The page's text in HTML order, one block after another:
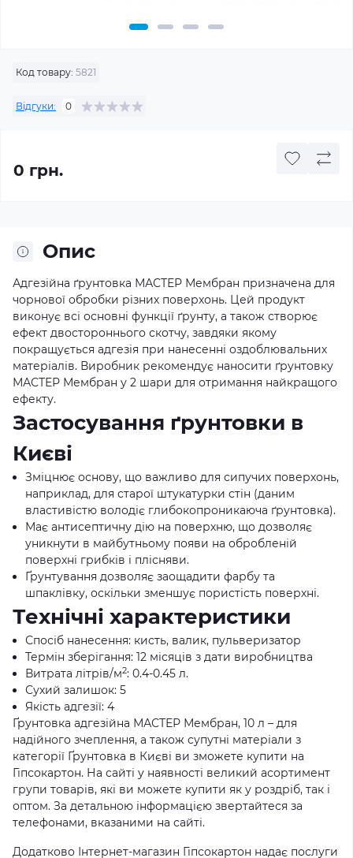
Код товару: 5821
Відгуки: 0
0 грн.
Опис
Адгезійна ґрунтовка МАСТЕР Мембран призначена для
чорнової обробки різних поверхонь. Цей продукт
виконує всі основні функції ґрунту, а також створює
ефект двостороннього скотчу, завдяки якому
покращується адгезія при нанесенні оздоблювальних
матеріалів. Виробник рекомендує наносити ґрунтовку
МАСТЕР Мембран у 2 шари для отримання найкращого
ефекту.
Застосування ґрунтовки в
Києві
Зміцнює основу, що важливо для сипучих поверхонь,
наприклад, для старої штукатурки стін (даним
властивістю володіє глибокопроникаюча ґрунтовка).
Має антисептичну дію на поверхню, що дозволяє
уникнути в майбутньому появи на обробленій
поверхні грибків і плісняви.
Ґрунтування дозволяє заощадити фарбу та
шпаклівку, оскільки зменшує пористість поверхні.
Технічні характеристики
Спосіб нанесення: кисть, валик, пульверизатор
Термін зберігання: 12 місяців з дати виробництва
Витрата літрів/м2: 0.4-0.45 л.
Сухий залишок: 5
Якість адгезії: 4
Ґрунтовка адгезійна МАСТЕР Мембран, 10 л – для
надійного зчеплення, а також супутні матеріали з
категорії Ґрунтовка в Києві ви зможете купити на
Гіпсокартон. На сайті у наявності великий асортимент
групи товарів, які ви можете купити як у роздріб, так і
оптом. За детальною інформацією звертайтеся за
телефонами, вказаними на сайті.
Додатково Інтернет-магазин Гіпсокартон надає послуги